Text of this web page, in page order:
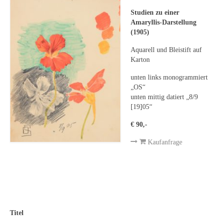
Leonhard Heinrich Hessel
George Paice
Johann Georg Strobel
Ludwig Martin Wilberg
Weitere Künstler nach 1945
Kunst 1900-1945
Walter Becker
Ernst Geitlinger
Studien zu einer
Amaryllis-Darstellung
(1905)
Aquarell und Bleistift auf
Karton
unten links monogrammiert
„OS“
unten mittig datiert „8/9
[19]05“
€ 90,-
Kaufanfrage
Titel